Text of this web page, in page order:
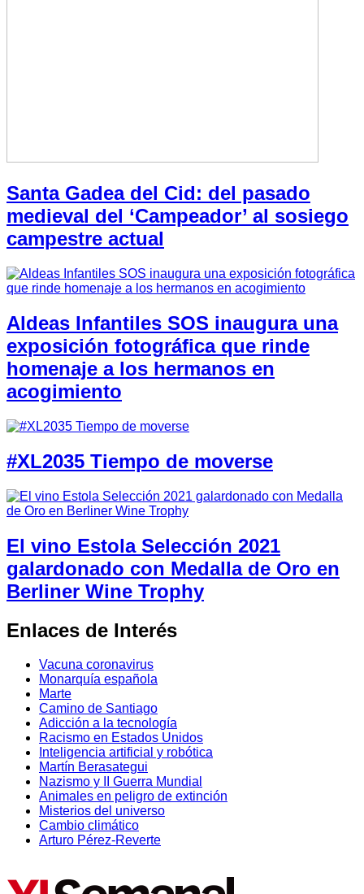
Santa Gadea del Cid: del pasado
medieval del ‘Campeador’ al sosiego
campestre actual
Aldeas Infantiles SOS inaugura una
exposición fotográfica que rinde
homenaje a los hermanos en
acogimiento
#XL2035 Tiempo de moverse
El vino Estola Selección 2021
galardonado con Medalla de Oro en
Berliner Wine Trophy
Enlaces de Interés
Vacuna coronavirus
Monarquía española
Marte
Camino de Santiago
Adicción a la tecnología
Racismo en Estados Unidos
Inteligencia artificial y robótica
Martín Berasategui
Nazismo y II Guerra Mundial
Animales en peligro de extinción
Misterios del universo
Cambio climático
Arturo Pérez-Reverte